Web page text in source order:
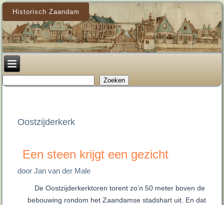
Historisch Zaandam
Zoeken
Oostzijderkerk
Een steen krijgt een gezicht
door Jan van der Male
De Oostzijderkerktoren torent zo’n 50 meter boven de
bebouwing rondom het Zaandamse stadshart uit. En dat